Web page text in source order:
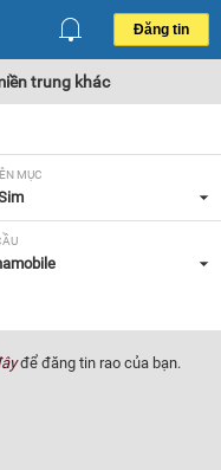
Đăng tin
trung khác
MỤC
để đăng tin rao của bạn.